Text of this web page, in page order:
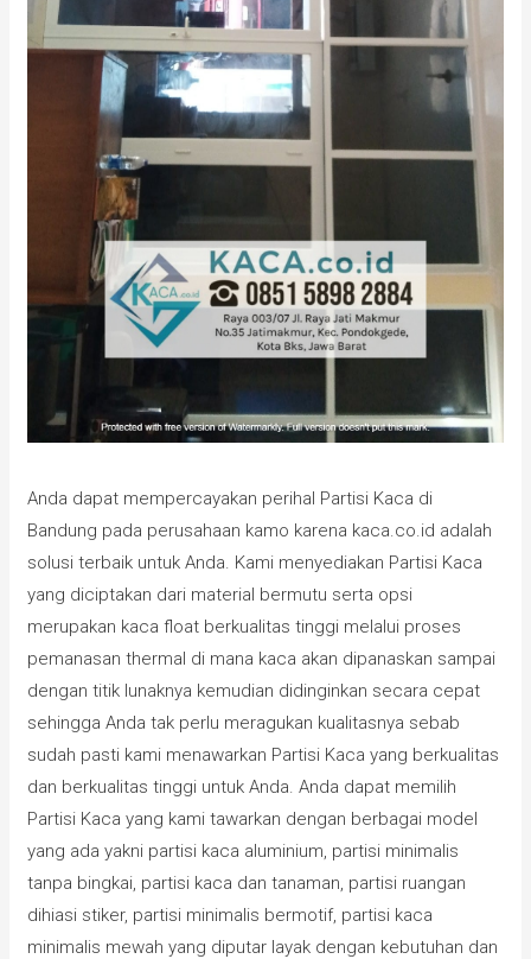
Anda dapat mempercayakan perihal Partisi Kaca di
Bandung pada perusahaan kamo karena kaca.co.id adalah
solusi terbaik untuk Anda. Kami menyediakan Partisi Kaca
yang diciptakan dari material bermutu serta opsi
merupakan kaca float berkualitas tinggi melalui proses
pemanasan thermal di mana kaca akan dipanaskan sampai
dengan titik lunaknya kemudian didinginkan secara cepat
sehingga Anda tak perlu meragukan kualitasnya sebab
sudah pasti kami menawarkan Partisi Kaca yang berkualitas
dan berkualitas tinggi untuk Anda. Anda dapat memilih
Partisi Kaca yang kami tawarkan dengan berbagai model
yang ada yakni partisi kaca aluminium, partisi minimalis
tanpa bingkai, partisi kaca dan tanaman, partisi ruangan
dihiasi stiker, partisi minimalis bermotif, partisi kaca
minimalis mewah yang diputar layak dengan kebutuhan dan